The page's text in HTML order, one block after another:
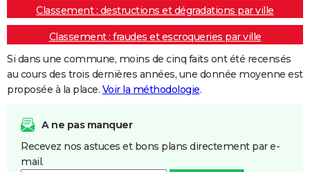
Classement : destructions et dégradations par ville
Classement : fraudes et escroqueries par ville
Si dans une commune, moins de cinq faits ont été recensés
au cours des trois dernières années, une donnée moyenne est
proposée à la place. Voir la méthodologie.
A ne pas manquer
Recevez nos astuces et bons plans directement par e-
mail.